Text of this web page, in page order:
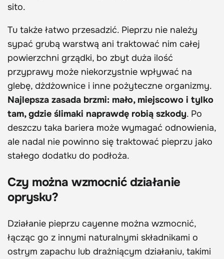
sito.
Tu także łatwo przesadzić. Pieprzu nie należy
sypać grubą warstwą ani traktować nim całej
powierzchni grządki, bo zbyt duża ilość
przyprawy może niekorzystnie wpływać na
glebę, dżdżownice i inne pożyteczne organizmy.
Najlepsza zasada brzmi: mało, miejscowo i tylko
tam, gdzie ślimaki naprawdę robią szkody. Po
deszczu taka bariera może wymagać odnowienia,
ale nadal nie powinno się traktować pieprzu jako
stałego dodatku do podłoża.
Czy można wzmocnić działanie
oprysku?
Działanie pieprzu cayenne można wzmocnić,
łącząc go z innymi naturalnymi składnikami o
ostrym zapachu lub drażniącym działaniu, takimi